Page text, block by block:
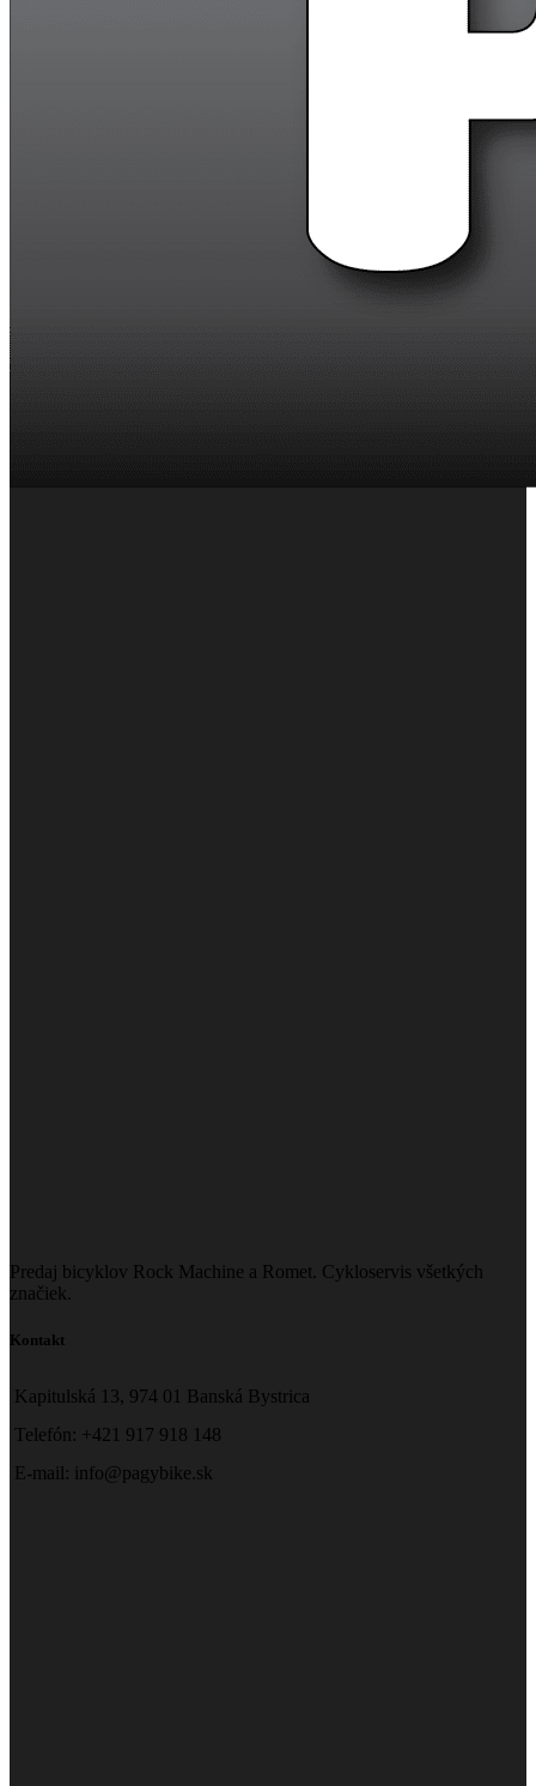
Predaj bicyklov Rock Machine a Romet. Cykloservis všetkých
značiek.
Kontakt
Kapitulská 13, 974 01 Banská Bystrica
Telefón: +421 917 918 148
E-mail: info@pagybike.sk